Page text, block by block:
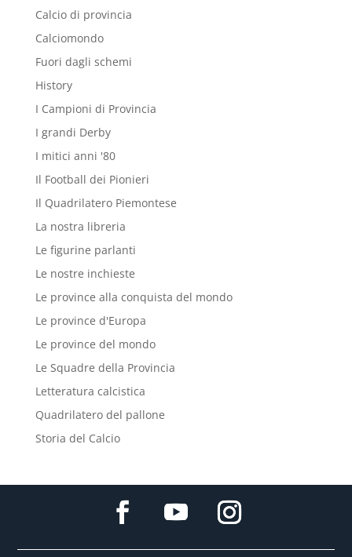
Calcio di provincia
Calciomondo
Fuori dagli schemi
History
I Campioni di Provincia
I grandi Derby
I mitici anni '80
Il Football dei Pionieri
Il Quadrilatero Piemontese
La nostra libreria
Le figurine parlanti
Le nostre inchieste
Le province alla conquista del mondo
Le province d'Europa
Le province del mondo
Le Squadre della Provincia
Letteratura calcistica
Quadrilatero del pallone
Storia del Calcio